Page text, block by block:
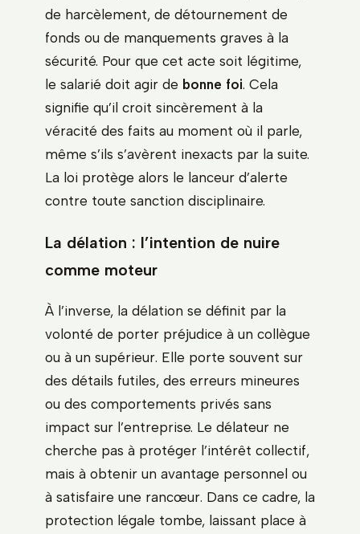
de harcèlement, de détournement de
fonds ou de manquements graves à la
sécurité. Pour que cet acte soit légitime,
le salarié doit agir de bonne foi. Cela
signifie qu’il croit sincèrement à la
véracité des faits au moment où il parle,
même s’ils s’avèrent inexacts par la suite.
La loi protège alors le lanceur d’alerte
contre toute sanction disciplinaire.
La délation : l’intention de nuire
comme moteur
À l’inverse, la délation se définit par la
volonté de porter préjudice à un collègue
ou à un supérieur. Elle porte souvent sur
des détails futiles, des erreurs mineures
ou des comportements privés sans
impact sur l’entreprise. Le délateur ne
cherche pas à protéger l’intérêt collectif,
mais à obtenir un avantage personnel ou
à satisfaire une rancœur. Dans ce cadre, la
protection légale tombe, laissant place à